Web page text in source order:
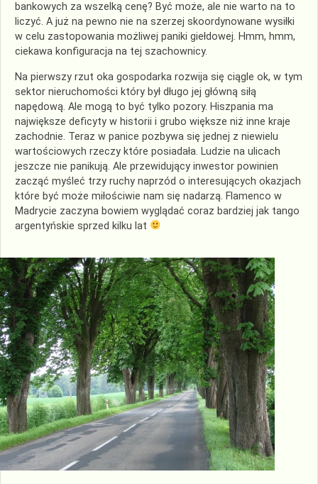
bankowych za wszelką cenę? Być może, ale nie warto na to
liczyć. A już na pewno nie na szerzej skoordynowane wysiłki
w celu zastopowania możliwej paniki giełdowej. Hmm, hmm,
ciekawa konfiguracja na tej szachownicy.
Na pierwszy rzut oka gospodarka rozwija się ciągle ok, w tym
sektor nieruchomości który był długo jej główną siłą
napędową. Ale mogą to być tylko pozory. Hiszpania ma
największe deficyty w historii i grubo większe niż inne kraje
zachodnie. Teraz w panice pozbywa się jednej z niewielu
wartościowych rzeczy które posiadała. Ludzie na ulicach
jeszcze nie panikują. Ale przewidujący inwestor powinien
zacząć myśleć trzy ruchy naprzód o interesujących okazjach
które być może miłościwie nam się nadarzą. Flamenco w
Madrycie zaczyna bowiem wyglądać coraz bardziej jak tango
argentyńskie sprzed kilku lat